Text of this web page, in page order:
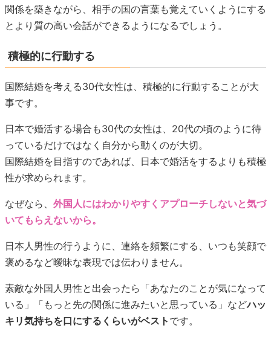
関係を築きながら、相手の国の言葉も覚えていくようにする
とより質の高い会話ができるようになるでしょう。
積極的に行動する
国際結婚を考える30代女性は、積極的に行動することが大
事です。
日本で婚活する場合も30代の女性は、20代の頃のように待
っているだけではなく自分から動くのが大切。
国際結婚を目指すのであれば、日本で婚活をするよりも積極
性が求められます。
なぜなら、 外国人にはわかりやすくアプローチしないと気づ
いてもらえないから。
日本人男性の行うように、連絡を頻繁にする、いつも笑顔で
褒めるなど曖昧な表現では伝わりません。
素敵な外国人男性と出会ったら「あなたのことが気になって
いる」「もっと先の関係に進みたいと思っている」などハッ
キリ気持ちを口にするくらいがベスト です。